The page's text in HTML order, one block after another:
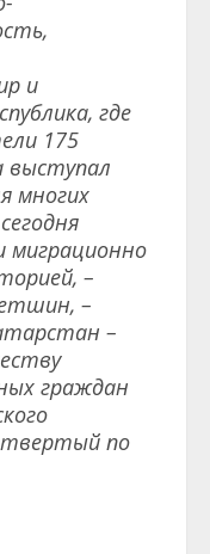
и
где
175
выступал
многих
миграционно
–
–
–
граждан
по